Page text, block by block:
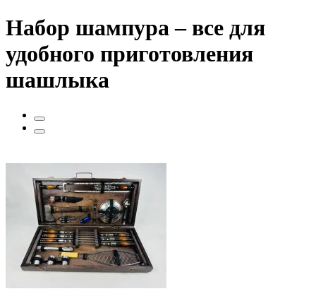
Набор шампура – все для
удобного приготовления
шашлыка